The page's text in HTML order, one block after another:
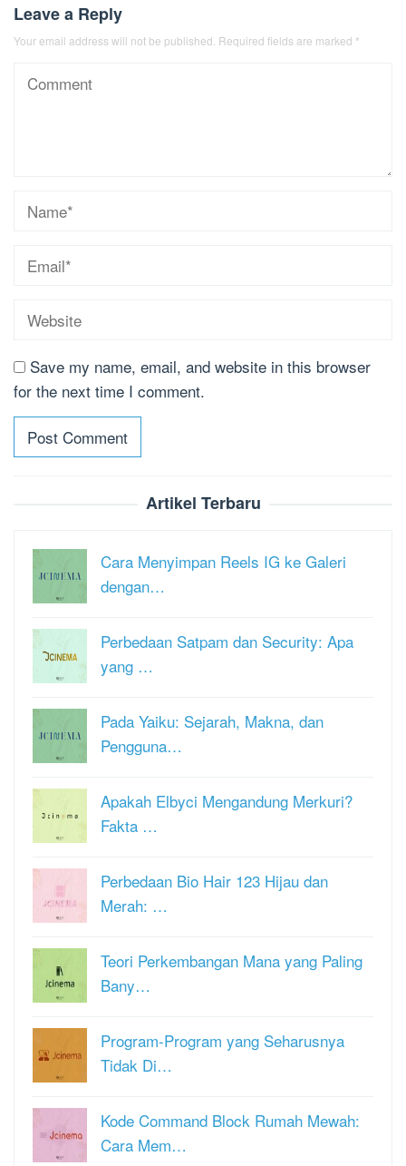
Leave a Reply
Your email address will not be published. Required fields are marked *
Save my name, email, and website in this browser
for the next time I comment.
Artikel Terbaru
Cara Menyimpan Reels IG ke Galeri
dengan…
Perbedaan Satpam dan Security: Apa
yang …
Pada Yaiku: Sejarah, Makna, dan
Pengguna…
Apakah Elbyci Mengandung Merkuri?
Fakta …
Perbedaan Bio Hair 123 Hijau dan
Merah: …
Teori Perkembangan Mana yang Paling
Bany…
Program-Program yang Seharusnya
Tidak Di…
Kode Command Block Rumah Mewah:
Cara Mem…